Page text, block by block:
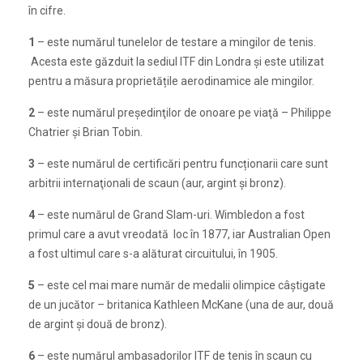
în cifre.
1 – este numărul tunelelor de testare a mingilor de tenis.
Acesta este găzduit la sediul ITF din Londra şi este utilizat
pentru a măsura proprietățile aerodinamice ale mingilor.
2 – este numărul preşedinţilor de onoare pe viaţă – Philippe
Chatrier și Brian Tobin.
3 – este numărul de certificări pentru funcționarii care sunt
arbitrii internaţionali de scaun (aur, argint şi bronz).
4 – este numărul de Grand Slam-uri. Wimbledon a fost
primul care a avut vreodată loc în 1877, iar Australian Open
a fost ultimul care s-a alăturat circuitului, în 1905.
5 – este cel mai mare număr de medalii olimpice câştigate
de un jucător – britanica Kathleen McKane (una de aur, două
de argint și două de bronz).
6 – este numărul ambasadorilor ITF de tenis în scaun cu